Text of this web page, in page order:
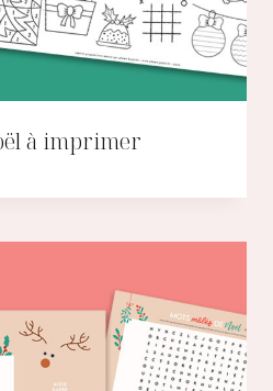
à imprimer